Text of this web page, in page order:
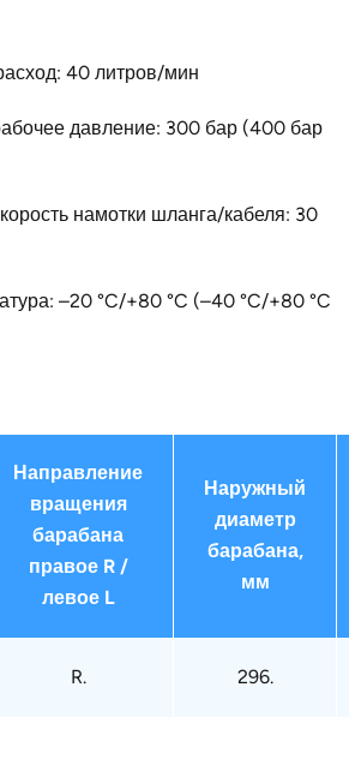
для трёх одинарных шлангов
478
Германия
40 литров/мин
давление: 300 бар (400 бар
намотки шланга/кабеля: 30
–20 °C/+80 °C (–40 °C/+80 °C
Направление
вращения
барабана
правое R /
левое L
Наружный
диаметр
барабана,
мм
R. 296.